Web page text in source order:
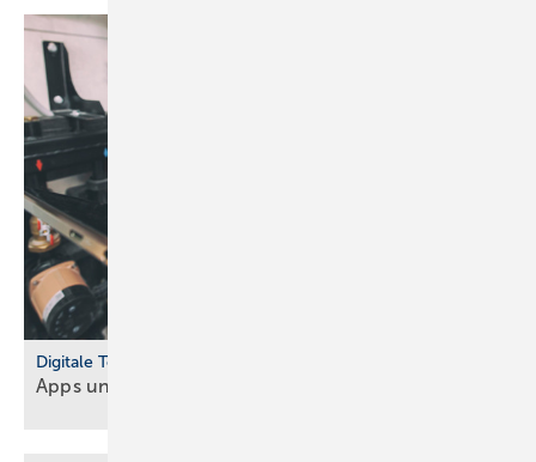
Digitale Tools
Apps und Soft­ware für Hand­werker und